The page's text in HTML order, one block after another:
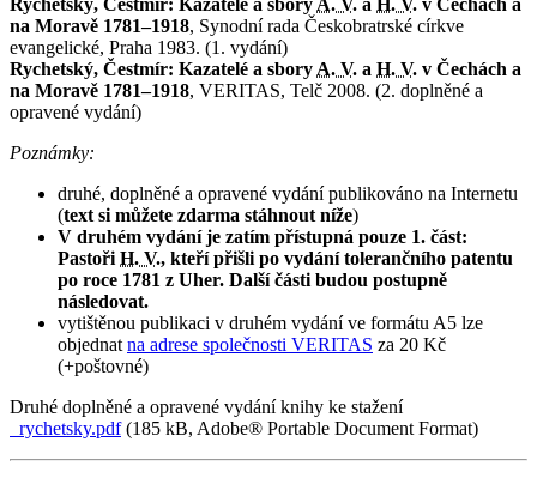
Rychetský, Čestmír: Kazatelé a sbory A. V. a H. V. v Čechách a
na Moravě 1781–1918, Synodní rada Českobratrské církve
evangelické, Praha 1983. (1. vydání)
Rychetský, Čestmír: Kazatelé a sbory A. V. a H. V. v Čechách a
na Moravě 1781–1918, VERITAS, Telč 2008. (2. doplněné a
opravené vydání)
Poznámky:
druhé, doplněné a opravené vydání publikováno na Internetu
(text si můžete zdarma stáhnout níže)
V druhém vydání je zatím přístupná pouze 1. část:
Pastoři H. V., kteří přišli po vydání tolerančního patentu
po roce 1781 z Uher. Další části budou postupně
následovat.
vytištěnou publikaci v druhém vydání ve formátu A5 lze
objednat na adrese společnosti VERITAS za 20 Kč
(+poštovné)
Druhé doplněné a opravené vydání knihy ke stažení
rychetsky.pdf(185 kB, Adobe® Portable Document Format)